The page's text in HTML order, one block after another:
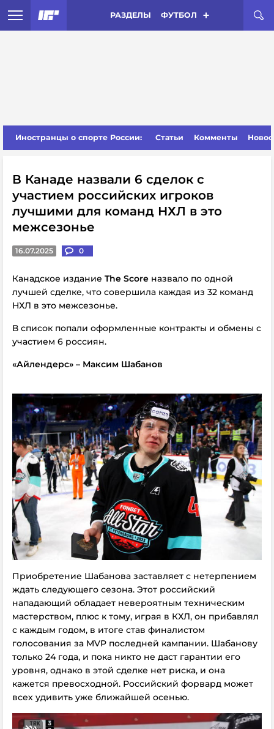
РАЗДЕЛЫ ФУТБОЛ
Иностранцы о спорте России: Статьи Комменты
В Канаде назвали 6 сделок с
участием российских игроков
лучшими для команд НХЛ в это
межсезонье
16.07.2025 0
Канадское издание The Score назвало по одной
лучшей сделке, что совершила каждая из 32 команд
НХЛ в это межсезонье.
В список попали оформленные контракты и обмены с
участием 6 россиян.
«Айлендерс» – Максим Шабанов
Приобретение Шабанова заставляет с нетерпением
ждать следующего сезона. Этот российский
нападающий обладает невероятным техническим
мастерством, плюс к тому, играя в КХЛ, он прибавлял
с каждым годом, в итоге став финалистом
голосования за MVP последней кампании. Шабанову
только 24 года, и пока никто не даст гарантии его
уровня, однако в этой сделке нет риска, и она
кажется превосходной. Российский форвард может
всех удивить уже ближайшей осенью.